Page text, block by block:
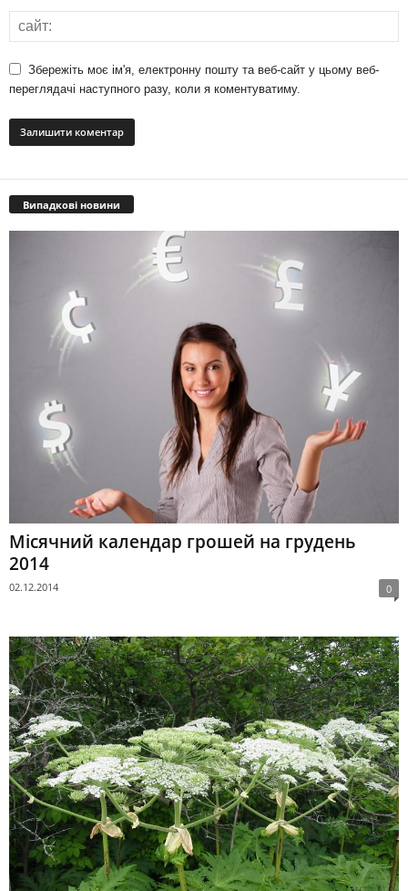
Збережіть моє ім'я, електронну пошту та веб-сайт у цьому веб-
переглядачі наступного разу, коли я коментуватиму.
Випадкові новини
Місячний календар грошей на грудень
2014
02.12.2014 0